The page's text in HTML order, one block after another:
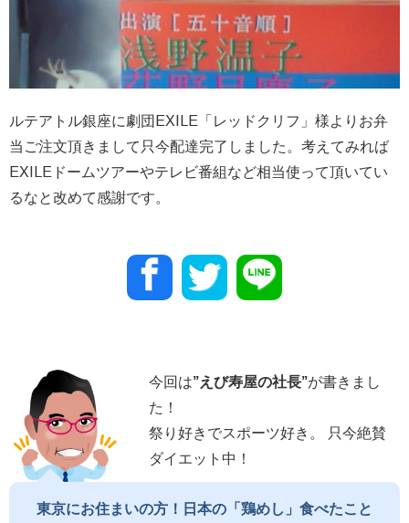
ルテアトル銀座に劇団EXILE「レッドクリフ」様よりお弁
当ご注文頂きまして只今配達完了しました。考えてみれば
EXILEドームツアーやテレビ番組など相当使って頂いてい
るなと改めて感謝です。
今回は”えび寿屋の社長”が書きまし
た！
祭り好きでスポーツ好き。 只今絶賛
ダイエット中！
東京にお住まいの方！日本の「鶏めし」食べたこと